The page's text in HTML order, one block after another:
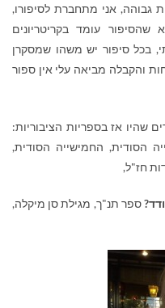
גבוהה, אני מתחברת לסיפורו,
שהסיפור עומד בקריטריונים
בכל סיפור יש משהו שמסקרן
והקבלה מביאה עלי אין ספור
שהיו אז בספריות הציבוריות:
הסודית, החמישייה הסודית,
חז"ל,
ספר תנ"ך, מגילת סן מיקלה,